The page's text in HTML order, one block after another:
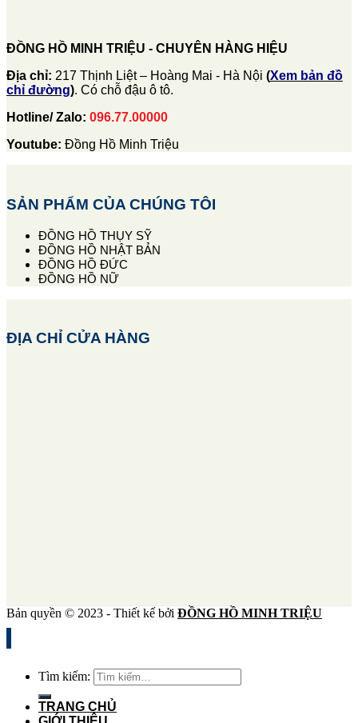
ĐỒNG HỒ MINH TRIỆU - CHUYÊN HÀNG HIỆU
Địa chỉ: 217 Thịnh Liệt – Hoàng Mai - Hà Nội (Xem bản đồ
chỉ đường). Có chỗ đậu ô tô.
Hotline/ Zalo: 096.77.00000
Youtube: Đồng Hồ Minh Triệu
SẢN PHẨM CỦA CHÚNG TÔI
ĐỒNG HỒ THỤY SỸ
ĐỒNG HỒ NHẬT BẢN
ĐỒNG HỒ ĐỨC
ĐỒNG HỒ NỮ
ĐỊA CHỈ CỬA HÀNG
Bản quyền © 2023 - Thiết kế bởi ĐỒNG HỒ MINH TRIỆU
Tìm kiếm:
TRANG CHỦ